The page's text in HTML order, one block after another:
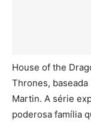
House of the
Thrones, baseada
Martin. A série
poderosa família